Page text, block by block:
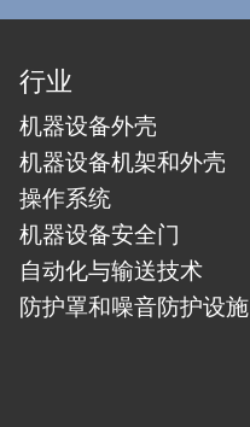
行业
机器设备外壳
机器设备机架和外壳
操作系统
机器设备安全门
自动化与输送技术
防护罩和噪音防护设施